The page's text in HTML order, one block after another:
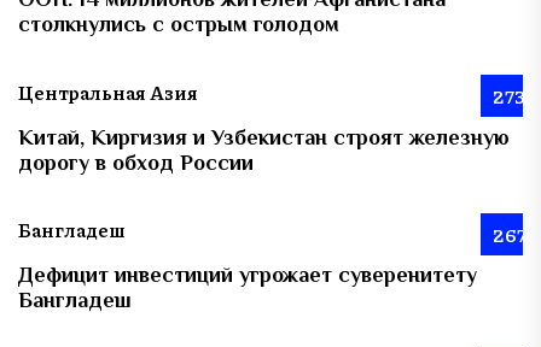
столкнулись с острым голодом
Центральная Азия 273
Китай, Киргизия и Узбекистан строят железную
дорогу в обход России
Бангладеш 267
Дефицит инвестиций угрожает суверенитету
Бангладеш